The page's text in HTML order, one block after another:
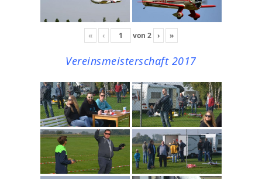
« ‹ von 2 › »
Vereinsmeisterschaft 2017